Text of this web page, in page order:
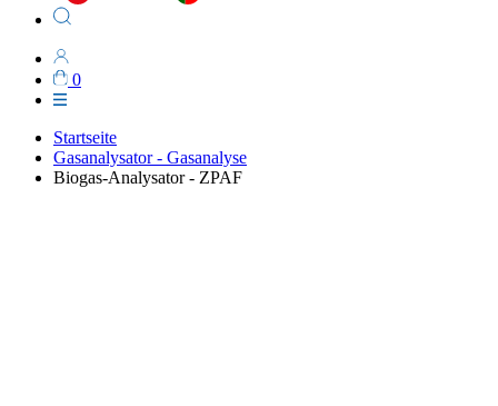
0
Startseite
Gasanalysator - Gasanalyse
Biogas-Analysator - ZPAF